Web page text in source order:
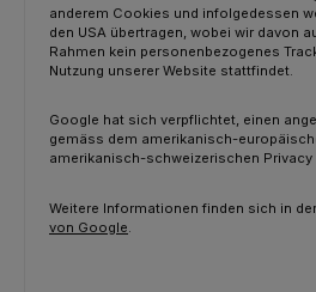
anderem Cookies und infolgedessen
den USA übertragen, wobei wir davon
Rahmen kein personenbezogenes
Nutzung unserer Website stattfindet.
Google hat sich verpflichtet, einen
gemäss dem amerikanisch-
amerikanisch-schweizerischen Privacy
Weitere Informationen finden sich in der
von Google.